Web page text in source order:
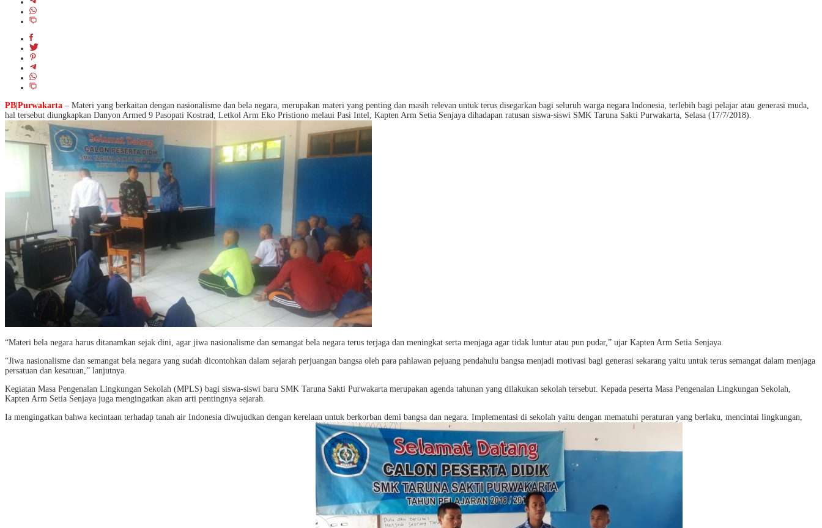
PB|Purwakarta – Materi yang berkaitan dengan nasionalisme dan bela negara, merupakan materi yang penting dan masih relevan untuk terus disegarkan bagi seluruh warga negara lndonesia, terlebih bagi pelajar atau generasi muda,
hal tersebut diungkapkan Danyon Armed 9 Pasopati Kostrad, Letkol Arm Eko Pristiono melaui Pasi Intel, Kapten Arm Setia Senjaya dihadapan ratusan siswa-siswi SMK Taruna Sakti Purwakarta, Selasa (17/7/2018).
“Materi bela negara harus ditanamkan sejak dini, agar jiwa nasionalisme dan semangat bela negara terus terjaga dan meningkat serta menjaga agar tidak luntur atau pun pudar,” ujar Kapten Arm Setia Senjaya.
“Jiwa nasionalisme dan semangat bela negara yang sudah dicontohkan dalam sejarah perjuangan bangsa oleh para pahlawan pejuang pendahulu bangsa menjadi motivasi bagi generasi sekarang yaitu untuk terus semangat dalam menjaga
persatuan dan kesatuan,” lanjutnya.
Kegiatan Masa Pengenalan Lingkungan Sekolah (MPLS) bagi siswa-siswi baru SMK Taruna Sakti Purwakarta merupakan agenda tahunan yang dilakukan sekolah tersebut. Kepada peserta Masa Pengenalan Lingkungan Sekolah,
Kapten Arm Setia Senjaya juga mengingatkan akan arti pentingnya sejarah.
Ia mengingatkan bahwa kecintaan terhadap tanah air Indonesia diwujudkan dengan kerelaan untuk berkorban demi bangsa dan negara. Implementasi di sekolah yaitu dengan mematuhi peraturan yang berlaku, mencintai lingkungan,